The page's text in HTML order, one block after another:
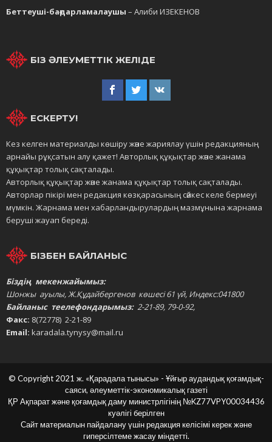
Беттеуші-бағдарламалаушы – Алиби ИЗЕКЕНОВ
БІЗ ӘЛЕУМЕТТІК ЖЕЛІДЕ
ЕСКЕРТУ!
Кез келген материалды көшіру және жариялау үшін редакцияның
арнайы рұқсатын алу қажет! Авторлық құқықтар және жанама
құқықтар толық сақталады.
Авторлық құқықтар және жанама құқықтар толық сақталады.
Авторлар пікірі мен редакция көзқарасының сәйкес келе бермеуі
мүмкін. Жарнама мен хабарландырулардың мазмұнына жарнама
беруші жауап береді.
БІЗБЕН БАЙЛАНЫС
Біздің мекенжайымыз:
Шонжы ауылы, Ж.Құдайбергенов көшесі 61 үй, Индекс:041800
Байланыс теелефондарымыз: 2-21-89, 79-0-92,
Факс: 8(72778) 2-21-89
Email: karadala.tynysy@mail.ru
© Copyright 2021 ж. «Қарадала тынысы» - Ұйғыр аудандық қоғамдық-
саяси, әлеуметтік-экономикалық газеті
ҚР Ақпарат және қоғамдық даму министрлігінің №KZ77VPY00034436
куәлігі берілген
Сайт материалын пайдалану үшін редакция келісімі керек және
гиперсілтеме жасау міндетті.